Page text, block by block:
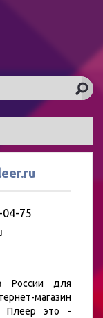
04-75
России для
магазин
Плеер это -